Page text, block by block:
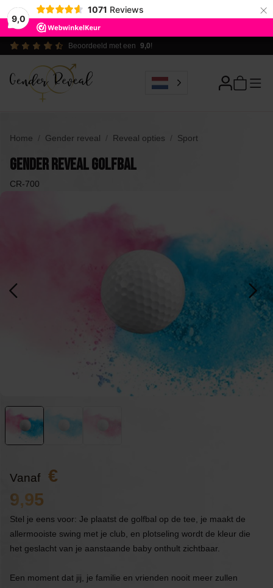
9,0
1071 Reviews ×
Ecologisch verantwoord
Home Gender reveal Reveal opties Sport
Gender Reveal Golfbal
CR-700
Vanaf
9,95
Stel je eens voor: Je plaatst de golfbal op de tee, je maakt de
allermooiste swing met je club, en plotseling wordt de kleur die
het geslacht van je aanstaande baby onthult zichtbaar.
Een moment dat jij, je familie en vrienden nooit meer zullen